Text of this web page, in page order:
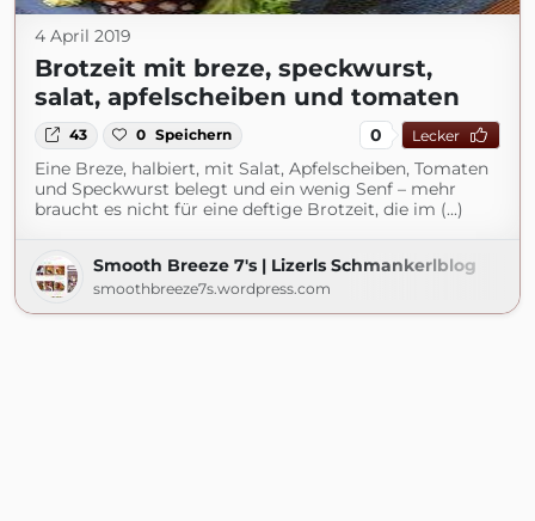
4 April 2019
Brotzeit mit breze, speckwurst,
salat, apfelscheiben und tomaten
43 0 Speichern 0 Lecker
Eine Breze, halbiert, mit Salat, Apfelscheiben, Tomaten
und Speckwurst belegt und ein wenig Senf – mehr
braucht es nicht für eine deftige Brotzeit, die im (...)
Smooth Breeze 7's | Lizerls Schmankerlblog
smoothbreeze7s.wordpress.com